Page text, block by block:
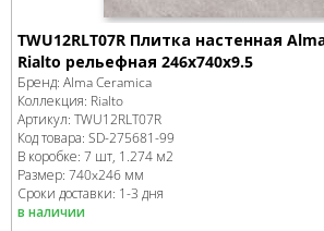
TWU12RLT07R Плитка настенная
Rialto рельефная 246x740x9.5
Бренд: Alma Ceramica
Коллекция: Rialto
Артикул: TWU12RLT07R
Код товара: SD-275681-99
В коробке: 7 шт, 1.274 м2
Размер: 740x246 мм
Сроки доставки: 1-3 дня
в наличии